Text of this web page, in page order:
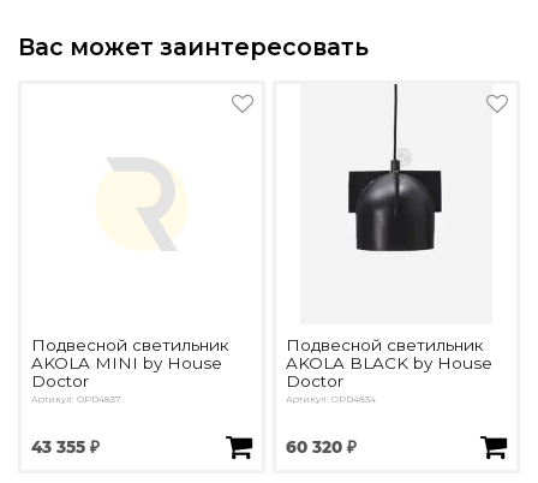
Вас может заинтересовать
Подвесной светильник
AKOLA MINI by House
Doctor
Артикул: OPD4837
43 355 ₽
Подвесной светильник
AKOLA BLACK by House
Doctor
Артикул: OPD4834
60 320 ₽